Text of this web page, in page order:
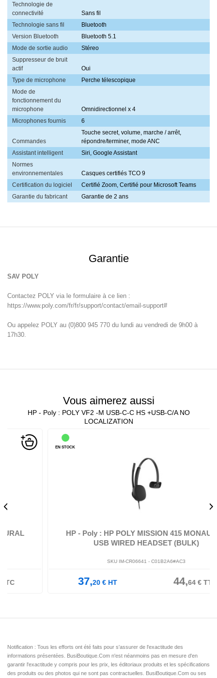
Technologie de
connectivité
Sans fil
Technologie sans fil
Bluetooth
Version Bluetooth
Bluetooth 5.1
Mode de sortie audio
Stéreo
Suppresseur de bruit
actif
Oui
Type de microphone
Perche télescopique
Mode de
fonctionnement du
microphone
Omnidirectionnel x 4
Microphones fournis
6
Commandes
Touche secret, volume, marche / arrêt,
répondre/terminer, mode ANC
Assistant intelligent
Siri, Google Assistant
Normes
environnementales
Casques certifiés TCO 9
Certification du logiciel
Certifié Zoom, Certifié pour Microsoft Teams
Garantie du fabricant
Garantie de 2 ans
Garantie
SAV POLY
Contactez POLY via le formulaire à ce lien :
https://www.poly.com/fr/fr/support/contact/email-support#
Ou appelez POLY au (0)800 945 770 du lundi au vendredi de 9h00 à
17h30.
Vous aimerez aussi
HP - Poly : POLY VF2 -M USB-C-C HS +USB-C/A NO
LOCALIZATION
HP - Poly : HP POLY MISSION 415 MONAURAL
USB WIRED HEADSET (BULK)
SKU IM-CR06641 -C01B2A6#AC3
HT TTC
EN STOCK
Notification : Tous les efforts ont été faits pour s'assurer de l'exactitude des
informations présentées. BusiBoutique.Com n'est néanmoins pas en mesure d'en
garantir l'exactitude y compris pour les prix, les éditoriaux produits et les spécifications
des produits ou des photos qui ne sont pas contractuelles. BusiBoutique.Com ou ses